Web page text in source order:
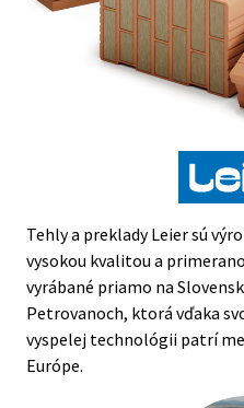
Na
Tehly a preklady Leier sú
vysokou kvalitou a
vyrábané priamo na
Petrovanoch, ktorá vďaka
vyspelej technológii patrí
Európe.